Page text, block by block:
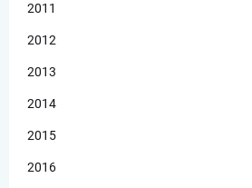
2011
2012
2013
2014
2015
2016